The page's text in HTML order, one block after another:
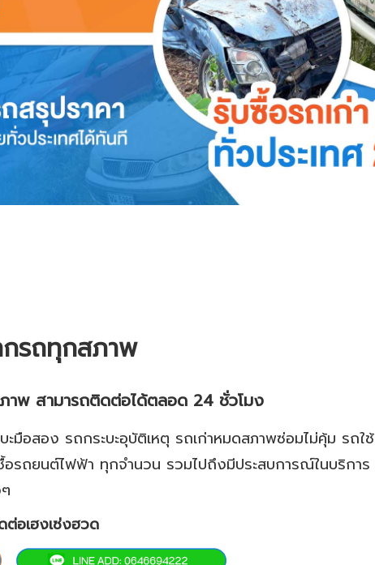
รถทุกสภาพ
าพ สามารถติดต่อได้ตลอด 24 ชั่วโมง
มือสอง รถกระบะอุบัติเหตุ รถเก่าหมดสภาพซ่อมไม่คุ้ม รถใช้
ถยนต์ไฟฟ้า ทุกจำนวน รวมไปถึงมีประสบการณ์ในบริการ
ต่อเฮงเซ่งฮวด